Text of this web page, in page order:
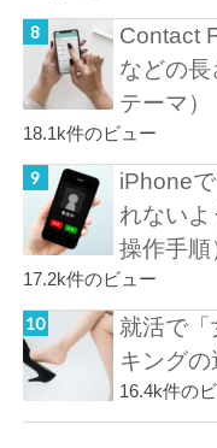
Contact
などの
テーマ）
18.1k件のビュー
iPhone
れない
操作手順
17.2k件のビュー
就活で
キングの
16.4k件の